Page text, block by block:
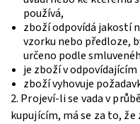
používá,
zboží odpovídá jakostí
vzorku nebo předloze,
určeno podle
je zboží v
zboží vyhovuje
2. Projeví-li se vada v
kupujícím, má se za to,